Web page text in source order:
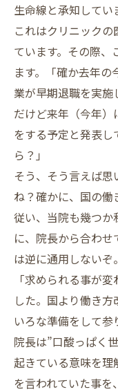
生命線と承知してい
これはクリニック
ています。その際、
ます。「確か去年
業が早期退職を実
だけど来年（今年
をする予定と発表
ら？」
そう、そう言えば
ね？確かに、国の
従い、当院も幾つか
に、院長から合わ
は逆に通用しないぞ
「求められる事が
した。国より働き
いろな準備をして参
院長は”口酸っぱく
起きている意味を理
を言われていた事